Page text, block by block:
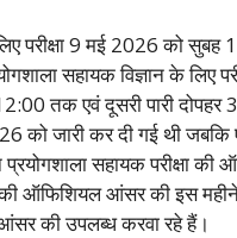
परीक्षा 9 मई 2026 को
सहायक विज्ञान के लिए
तक एवं दूसरी पारी
को जारी कर दी गई थी
प्रयोगशाला सहायक
की ऑफिशियल आंसर की इस
आंसर की उपलब्ध करवा रहे हैं।